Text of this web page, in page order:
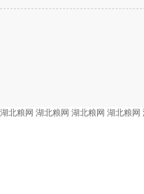
湖北粮网 湖北粮网 湖北粮网 湖北粮网